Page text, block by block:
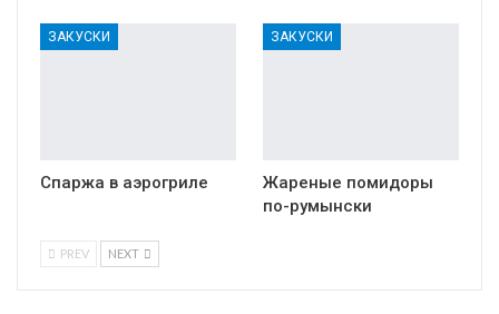
ЗАКУСКИ
Спаржа в аэрогриле
ЗАКУСКИ
Жареные помидоры
по-румынски
PREV NEXT